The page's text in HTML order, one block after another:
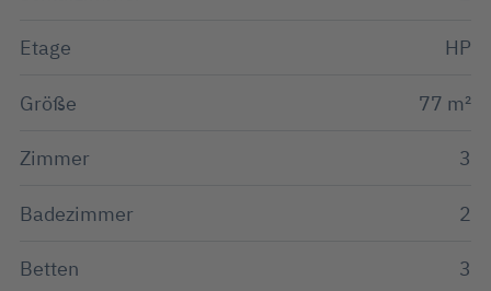
Etage HP
Größe 77 m²
Zimmer 3
Badezimmer 2
Betten 3